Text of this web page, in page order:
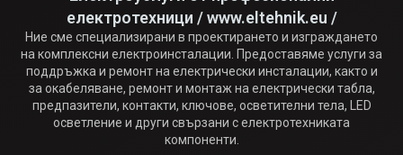
електротехници / www.eltehnik.eu /
Ние сме специализирани в проектирането и изграждането
на комплексни електроинсталации. Предоставяме услуги за
поддръжка и ремонт на електрически инсталации, както и
за окабеляване, ремонт и монтаж на електрически табла,
предпазители, контакти, ключове, осветителни тела, LED
осветление и други свързани с електротехниката
компоненти.